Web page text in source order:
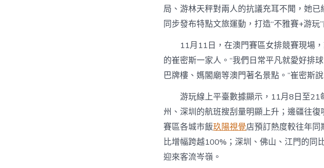
局、游林天秤對兩人的抗議充耳不聞，她
同步發布特點文旅運動，打造“不雅賽+游
11月11日，在澳門賽區女排競賽現場
的崔密斯一家人。“我們日常平凡就愛好排
巴牌樓、媽閣廟等澳門著名景點。”崔密斯說
游玩線上平臺數據顯示，11月8日至
州、深圳的航班搜刮量明顯上升；邊疆往
賽區各城市飯玖陽視覺店預訂熱度較往年同
比增幅跨越100%；深圳、佛山、江門的同
迎來客流岑嶺。